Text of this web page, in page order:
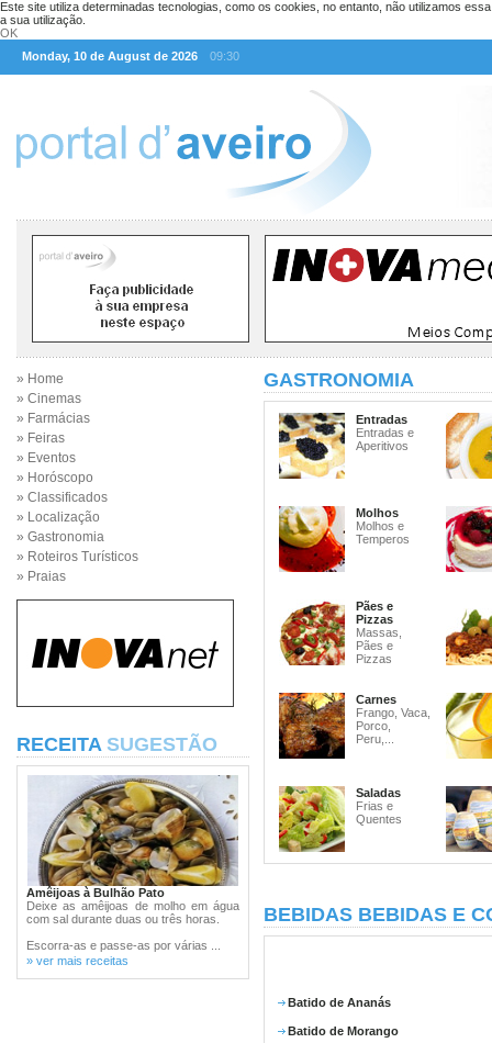
Este site utiliza determinadas tecnologias, como os cookies, no entanto, não utilizamos
a sua utilização.
OK
Monday, 10 de August de 2026
09:30
» Home
» Cinemas
» Farmácias
» Feiras
» Eventos
» Horóscopo
» Classificados
» Localização
» Gastronomia
» Roteiros Turísticos
» Praias
RECEITA SUGESTÃO
Amêijoas à Bulhão Pato
Deixe as amêijoas de molho em água
com sal durante duas ou três horas.
Escorra-as e passe-as por várias ...
» ver mais receitas
GASTRONOMIA
Entradas
Entradas e
Aperitivos
Molhos
Molhos e
Temperos
Pães e
Pizzas
Massas,
Pães e
Pizzas
Carnes
Frango, Vaca,
Porco,
Peru,...
Saladas
Frias e
Quentes
BEBIDAS BEBIDAS E
Batido de Ananás
Batido de Morango